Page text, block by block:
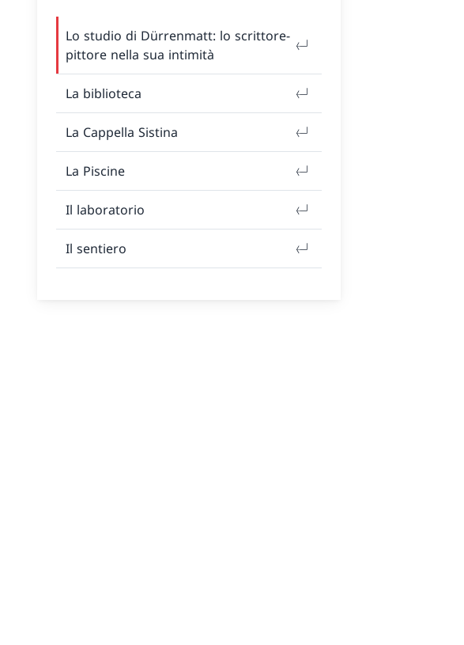
Lo studio di Dürrenmatt: lo scrittore-
pittore nella sua intimità
La biblioteca
La Cappella Sistina
La Piscine
Il laboratorio
Il sentiero